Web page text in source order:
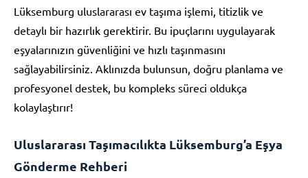
Lüksemburg uluslararası ev taşıma işlemi, titizlik ve
detaylı bir hazırlık gerektirir. Bu ipuçlarını uygulayarak
eşyalarınızın güvenliğini ve hızlı taşınmasını
sağlayabilirsiniz. Aklınızda bulunsun, doğru planlama ve
profesyonel destek, bu kompleks süreci oldukça
kolaylaştırır!
Uluslararası Taşımacılıkta Lüksemburg’a Eşya
Gönderme Rehberi